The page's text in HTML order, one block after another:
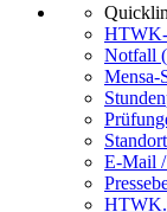
HTWK-
Notfall
Mensa-
E-Mail /